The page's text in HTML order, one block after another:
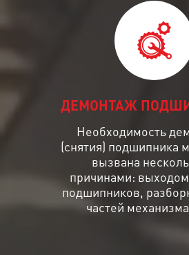
ДЕМОНТАЖ
Необходимость
(снятия) подшипника
вызвана
причинами: выходом
подшипников,
частей механизма